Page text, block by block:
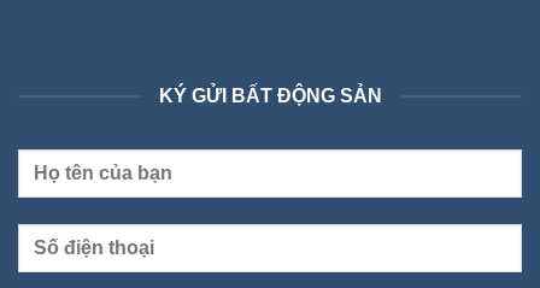
KÝ GỬI BẤT ĐỘNG SẢN